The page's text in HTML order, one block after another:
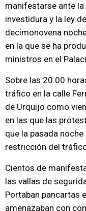
manifestarse ante la
investidura y la ley
decimonovena
en la que se ha
ministros en el
Sobre las 20.00
tráfico en la calle
de Urquijo como
en las que las
que la pasada
restricción del
Cientos de
las vallas de
Portaban pancartas
amenazaban con